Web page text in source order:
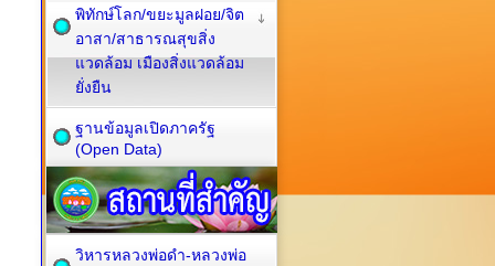
พิทักษ์โลก/ขยะมูลฝอย/จิต
อาสา/สาธารณสุขสิ่ง
แวดล้อม เมืองสิ่งแวดล้อม
ยั่งยืน
ฐานข้อมูลเปิดภาครัฐ
(Open Data)
วิหารหลวงพ่อดำ-หลวงพ่อ